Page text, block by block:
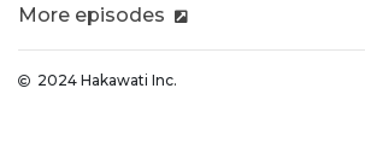
More episodes
2024 Hakawati Inc.